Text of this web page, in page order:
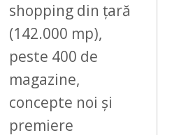
shopping din țară
(142.000 mp),
peste 400 de
magazine,
concepte noi și
premiere